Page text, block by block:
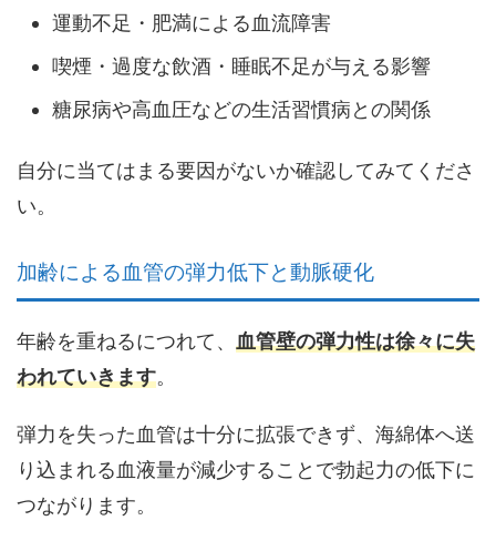
運動不足・肥満による血流障害
喫煙・過度な飲酒・睡眠不足が与える影響
糖尿病や高血圧などの生活習慣病との関係
自分に当てはまる要因がないか確認してみてくださ
い。
加齢による血管の弾力低下と動脈硬化
年齢を重ねるにつれて、 血管壁の弾力性は徐々に失
われていきます。
弾力を失った血管は十分に拡張できず、 海綿体へ送
り込まれる血液量が減少することで勃起力の低下に
つながります。